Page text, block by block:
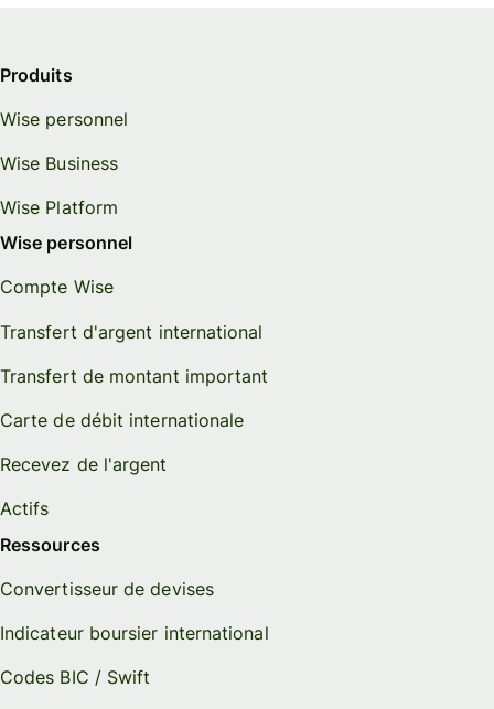
Produits
Wise personnel
Wise Business
Wise Platform
Wise personnel
Compte Wise
Transfert d'argent international
Transfert de montant important
Carte de débit internationale
Recevez de l'argent
Actifs
Ressources
Convertisseur de devises
Indicateur boursier international
Codes BIC / Swift